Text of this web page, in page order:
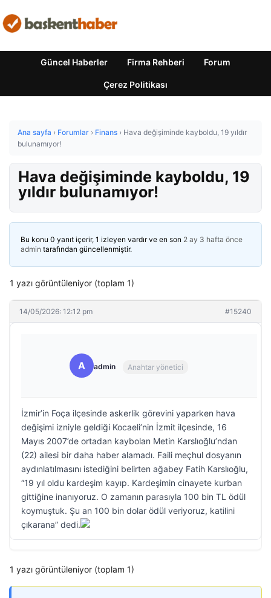
Güncel Haberler Firma Rehberi Forum
Çerez Politikası
Ana sayfa › Forumlar › Finans › Hava değişiminde kayboldu, 19 yıldır
bulunamıyor!
Hava değişiminde kayboldu, 19
yıldır bulunamıyor!
Bu konu 0 yanıt içerir, 1 izleyen vardır ve en son 2 ay 3 hafta önce
admin tarafından güncellenmiştir.
1 yazı görüntüleniyor (toplam 1)
14/05/2026: 12:12 pm #15240
A admin Anahtar yönetici
İzmir’in Foça ilçesinde askerlik görevini yaparken hava
değişimi izniyle geldiği Kocaeli’nin İzmit ilçesinde, 16
Mayıs 2007’de ortadan kaybolan Metin Karslıoğlu’ndan
(22) ailesi bir daha haber alamadı. Faili meçhul dosyanın
aydınlatılmasını istediğini belirten ağabey Fatih Karslıoğlu,
“19 yıl oldu kardeşim kayıp. Kardeşimin cinayete kurban
gittiğine inanıyoruz. O zamanın parasıyla 100 bin TL ödül
koymuştuk. Şu an 100 bin dolar ödül veriyoruz, katilini
çıkarana” dedi.
1 yazı görüntüleniyor (toplam 1)